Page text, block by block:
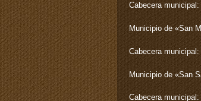
Cabecera
Municipio de «San
Cabecera
Municipio de «San
Cabecera